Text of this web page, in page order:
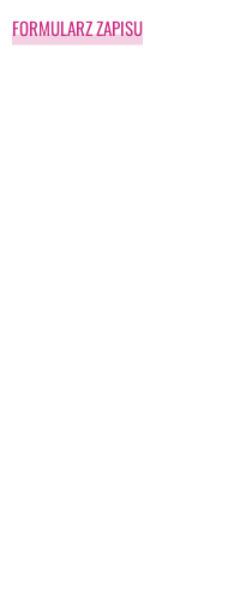
FORMULARZ ZAPISU